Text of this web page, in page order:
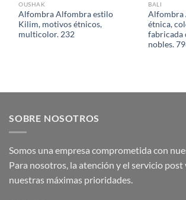
OUSHAK
Alfombra Alfombra estilo
Kilim, motivos étnicos,
multicolor. 232
BALI
Alfombra
étnica,
fabricada
nobles.
SOBRE NOSOTROS
Somos una empresa comprometida con
Para nosotros, la atención y el servicio post
nuestras máximas prioridades.